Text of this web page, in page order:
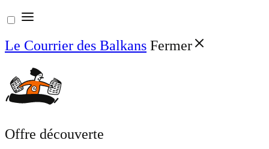
Aller
au
contenu
Le Courrier des Balkans Fermer
Offre découverte